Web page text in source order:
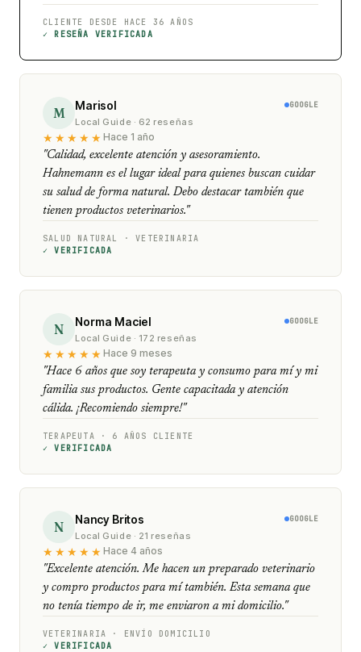
CLIENTE DESDE HACE 36 AÑOS
✓ RESEÑA VERIFICADA
M Marisol
Local Guide · 62 reseñas
GOOGLE
★★★★★ Hace 1 año
"Calidad, excelente atención y asesoramiento.
Hahnemann es el lugar ideal para quienes buscan cuidar
su salud de forma natural. Debo destacar también que
tienen productos veterinarios."
SALUD NATURAL · VETERINARIA
✓ VERIFICADA
N Norma Maciel
Local Guide · 172 reseñas
GOOGLE
★★★★★ Hace 9 meses
"Hace 6 años que soy terapeuta y consumo para mí y mi
familia sus productos. Gente capacitada y atención
cálida. ¡Recomiendo siempre!"
TERAPEUTA · 6 AÑOS CLIENTE
✓ VERIFICADA
N Nancy Britos
Local Guide · 21 reseñas
GOOGLE
★★★★★ Hace 4 años
"Excelente atención. Me hacen un preparado veterinario
y compro productos para mí también. Esta semana que
no tenía tiempo de ir, me enviaron a mi domicilio."
VETERINARIA · ENVÍO DOMICILIO
✓ VERIFICADA